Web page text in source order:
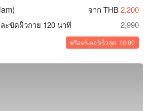
จอง, Bangkok Spa (Siam) ราคา,
โปรโมชั่น ดูทันที⬇︎
จาก THB2,200
ะขัดผิวกาย 120 นาที
2,990
พรีออร์เดอร์เร็วสุด: 10:00